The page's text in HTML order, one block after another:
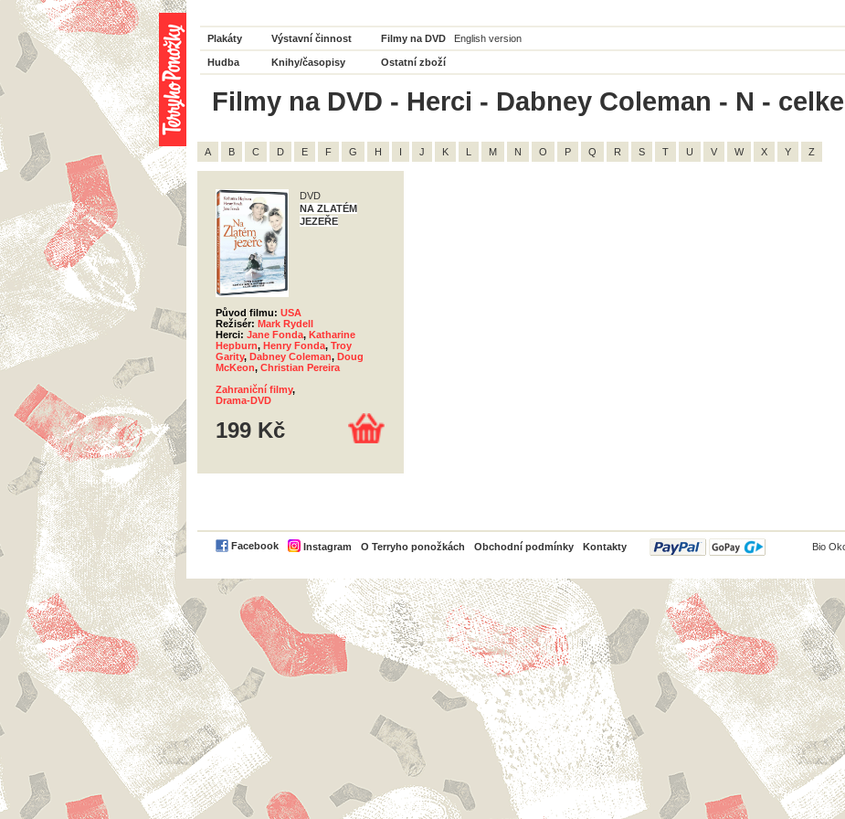
Plakáty Výstavní činnost Filmy na DVD English version
Hudba Knihy/časopisy Ostatní zboží
Filmy na DVD - Herci - Dabney Coleman - N -
A B C D E F G H I J K L M N O P Q R S T U V W X Y Z
DVD
NA ZLATÉM
JEZEŘE
Původ filmu: USA
Režisér: Mark Rydell
Herci: Jane Fonda, Katharine
Hepburn, Henry Fonda, Troy
Garity, Dabney Coleman, Doug
McKeon, Christian Pereira
Zahraniční filmy,
Drama-DVD
199 Kč
Facebook Instagram O Terryho ponožkách Obchodní podmínky Kontakty
PayPal Bio